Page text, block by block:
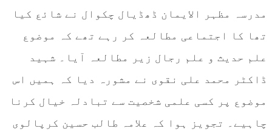
مدرسہ مظہر الایمان ڈھڈیال چکوال نے شائع کیا
تھا کا اجتماعی مطالعہ کر رہے تھے کہ موضوع
علم حدیث و علم رجال زیر مطالعہ آیا۔ شہید
ڈاکٹر محمد علی نقوی نے مشورہ دیا کہ ہمیں اس
موضوع پر کسی علمی شخصیت سے تبادلہ خیال کرنا
چاہیے۔ تجویز ہوا کہ علامہ طالب حسین کرپالوی